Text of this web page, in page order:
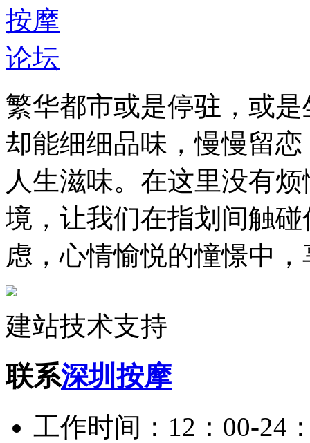
繁华都市或是停驻，或
却能细细品味，慢慢留
人生滋味。在这里没有
境，让我们在指划间触
虑，心情愉悦的憧憬中
建站技术支持
联系深圳按摩
工作时间：12：00-24